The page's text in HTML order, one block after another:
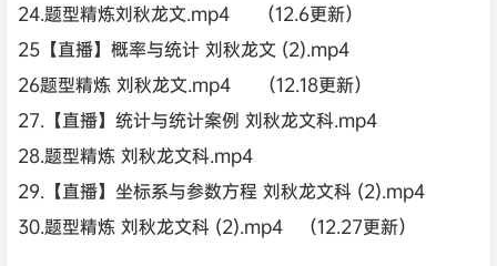
24.题型精炼刘秋龙文.mp4 （12.6更新）
25【直播】概率与统计 刘秋龙文 (2).mp4
26题型精炼 刘秋龙文.mp4 （12.18更新）
27.【直播】统计与统计案例 刘秋龙文科.mp4
28.题型精炼 刘秋龙文科.mp4
29.【直播】坐标系与参数方程 刘秋龙文科 (2).mp4
30.题型精炼 刘秋龙文科 (2).mp4 （12.27更新）